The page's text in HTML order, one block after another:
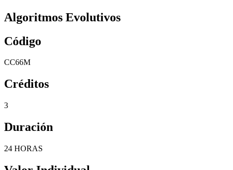
Algoritmos Evolutivos
Código
CC66M
Créditos
3
Duración
24 HORAS